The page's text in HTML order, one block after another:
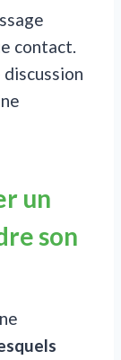
contact.
un
son